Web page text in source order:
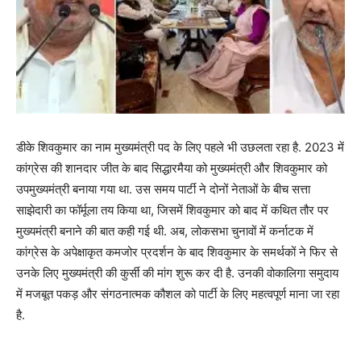
डीके शिवकुमार का नाम मुख्यमंत्री पद के लिए पहले भी उछलता रहा है. 2023 में
कांग्रेस की शानदार जीत के बाद सिद्धारमैया को मुख्यमंत्री और शिवकुमार को
उपमुख्यमंत्री बनाया गया था. उस समय पार्टी ने दोनों नेताओं के बीच सत्ता
साझेदारी का फॉर्मूला तय किया था, जिसमें शिवकुमार को बाद में कथित तौर पर
मुख्यमंत्री बनाने की बात कही गई थी. अब, लोकसभा चुनावों में कर्नाटक में
कांग्रेस के अपेक्षाकृत कमजोर प्रदर्शन के बाद शिवकुमार के समर्थकों ने फिर से
उनके लिए मुख्यमंत्री की कुर्सी की मांग शुरू कर दी है. उनकी वोकालिगा समुदाय
में मजबूत पकड़ और संगठनात्मक कौशल को पार्टी के लिए महत्वपूर्ण माना जा रहा
है.